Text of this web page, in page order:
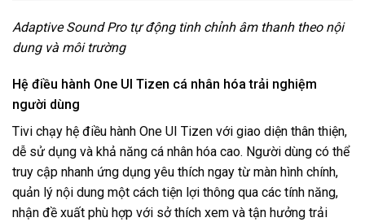
Adaptive Sound Pro tự động tinh chỉnh âm thanh theo nội
dung và môi trường
Hệ điều hành One UI Tizen cá nhân hóa trải nghiệm
người dùng
Tivi chạy hệ điều hành One UI Tizen với giao diện thân thiện,
dễ sử dụng và khả năng cá nhân hóa cao. Người dùng có thể
truy cập nhanh ứng dụng yêu thích ngay từ màn hình chính,
quản lý nội dung một cách tiện lợi thông qua các tính năng,
nhận đề xuất phù hợp với sở thích xem và tận hưởng trải